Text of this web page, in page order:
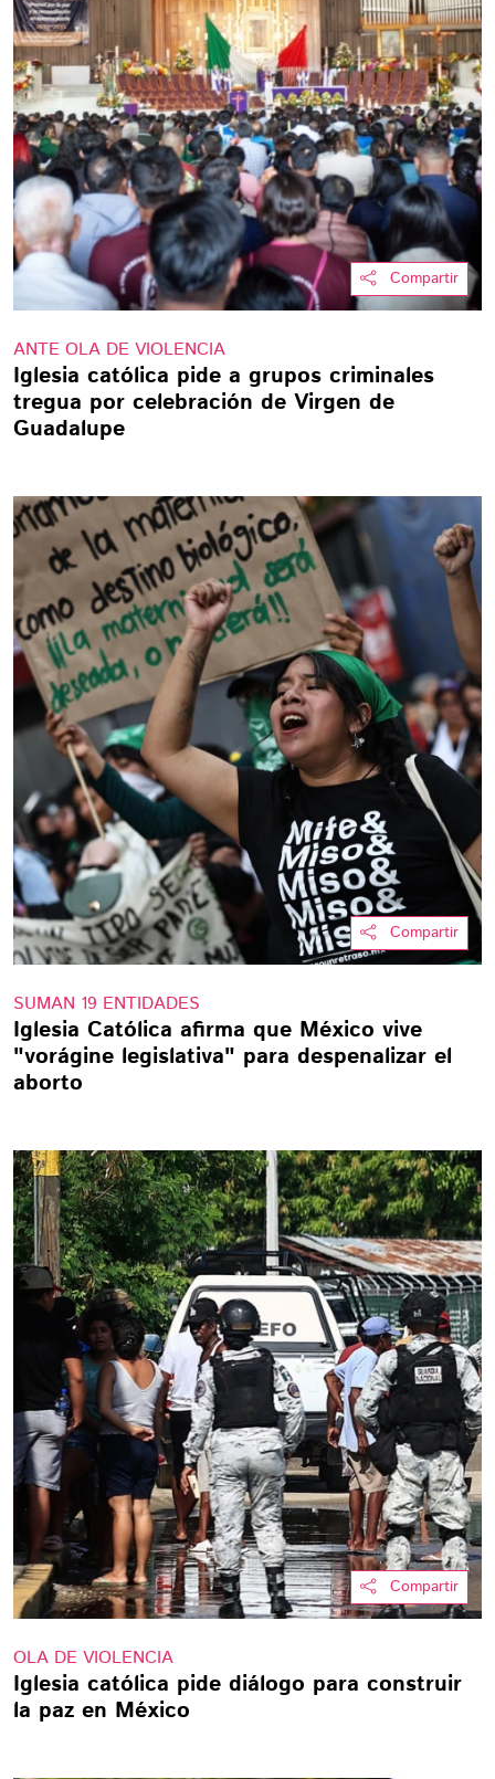
Compartir
ANTE OLA DE VIOLENCIA
Iglesia católica pide a grupos criminales
tregua por celebración de Virgen de
Guadalupe
Compartir
SUMAN 19 ENTIDADES
Iglesia Católica afirma que México vive
"vorágine legislativa" para despenalizar el
aborto
Compartir
OLA DE VIOLENCIA
Iglesia católica pide diálogo para construir
la paz en México